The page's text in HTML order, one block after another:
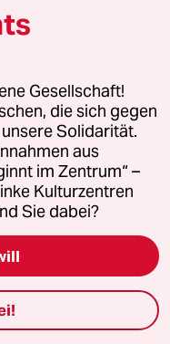
jemals
Russland und
zum
nicht zuletzt
untereinander
in der wir uns
boomt die
weiter und wird
Kosten der
wieder
laufen halt oftmals in
Gesellschaft!
die sich gegen
Solidarität.
aus
im Zentrum“ –
Kulturzentren
Sie dabei?